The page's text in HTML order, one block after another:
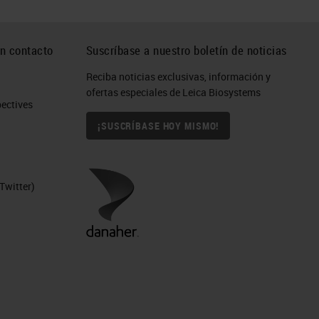
contacto Suscríbase a nuestro boletín de noticias
Reciba noticias exclusivas, información y
ofertas especiales de Leica Biosystems
¡SUSCRÍBASE HOY MISMO!